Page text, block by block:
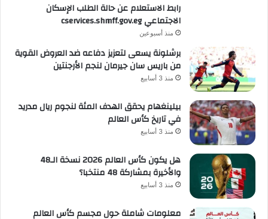
رابط الاستعلام عن حالة الطلب الإسكان
الاجتماعي cservices.shmff.gov.eg
منذ أسبوعين
برشلونة يسعى لتعزيز دفاعه ضد العروض القوية
من باريس سان جيرمان لنجم الأرجنتين
منذ 3 أسابيع
بيلينغهام يحقق الهدف المئة لنجوم ريال مدريد
في تاريخ كأس العالم
منذ 3 أسابيع
هل يكون كأس العالم 2026 نسخة الـ48
والأخيرة بمشاركة 48 منتخبا؟
منذ 3 أسابيع
معلومات شاملة حول مجسم كأس العالم